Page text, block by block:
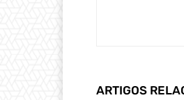
ARTIGOS